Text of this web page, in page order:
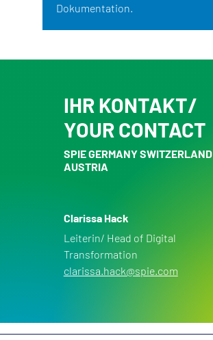
Dokumentation.
IHR KONTAKT/
YOUR CONTACT
SPIE GERMANY SWITZERLAND
AUSTRIA
Clarissa Hack
Leiterin/ Head of Digital
Transformation
clarissa.hack@spie.com